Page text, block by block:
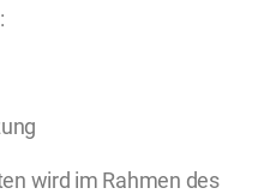
wird im Rahmen des